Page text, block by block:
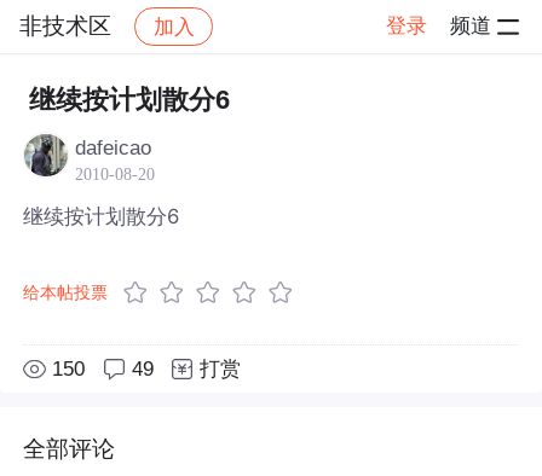
非技术区 加入 登录 频道
社区 非技术区
继续按计划散分6
dafeicao
2010-08-20
继续按计划散分6
给本帖投票
150 49 打赏
全部评论